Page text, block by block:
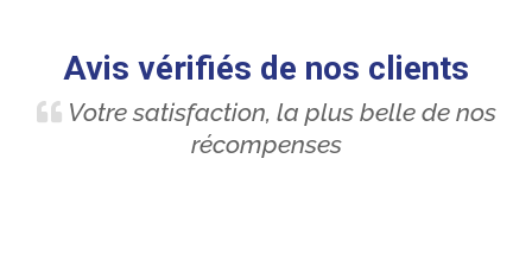
Avis vérifiés de nos clients
Votre satisfaction, la plus belle de nos
récompenses